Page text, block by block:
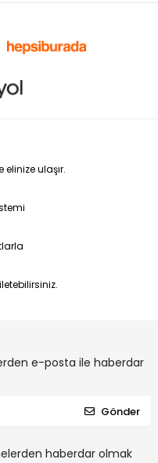
elinize ulaşır.
e-posta ile haberdar
Gönder
haberdar olmak